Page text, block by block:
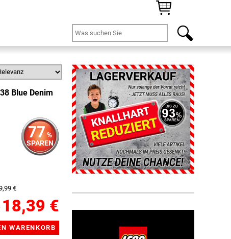
Blue Denim
77 %
SPAREN
€
18,39 €